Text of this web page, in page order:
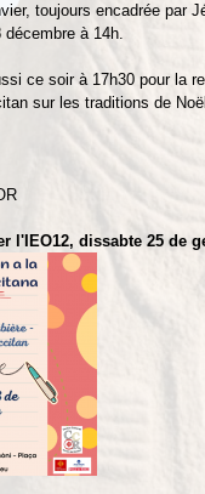
toujours encadrée par
décembre à 14h.
ce soir à 17h30 pour la
sur les traditions de
l'IEO12, dissabte 25 de